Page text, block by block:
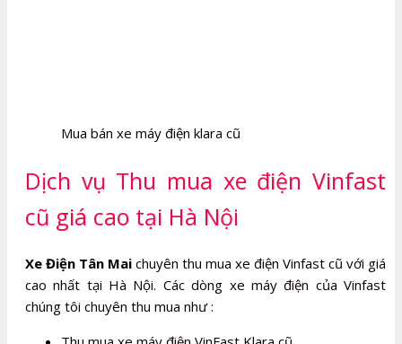
Mua bán xe máy điện klara cũ
Dịch vụ Thu mua xe điện Vinfast
cũ giá cao tại Hà Nội
Xe Điện Tân Mai chuyên thu mua xe điện Vinfast cũ với giá
cao nhất tại Hà Nội. Các dòng xe máy điện của Vinfast
chúng tôi chuyên thu mua như :